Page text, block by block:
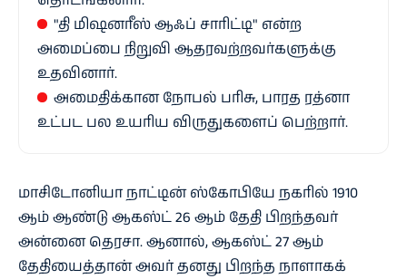
"தி மிஷனரீஸ் ஆஃப் சாரிட்டி" என்ற
அமைப்பை நிறுவி ஆதரவற்றவர்களுக்கு
உதவினார்.
அமைதிக்கான நோபல் பரிசு, பாரத ரத்னா
உட்பட பல உயரிய விருதுகளைப் பெற்றார்.
மாசிடோனியா நாட்டின் ஸ்கோபியே நகரில் 1910
ஆம் ஆண்டு ஆகஸ்ட் 26 ஆம் தேதி பிறந்தவர்
அன்னை தெரசா. ஆனால், ஆகஸ்ட் 27 ஆம்
தேதியைத்தான் அவர் தனது பிறந்த நாளாகக்